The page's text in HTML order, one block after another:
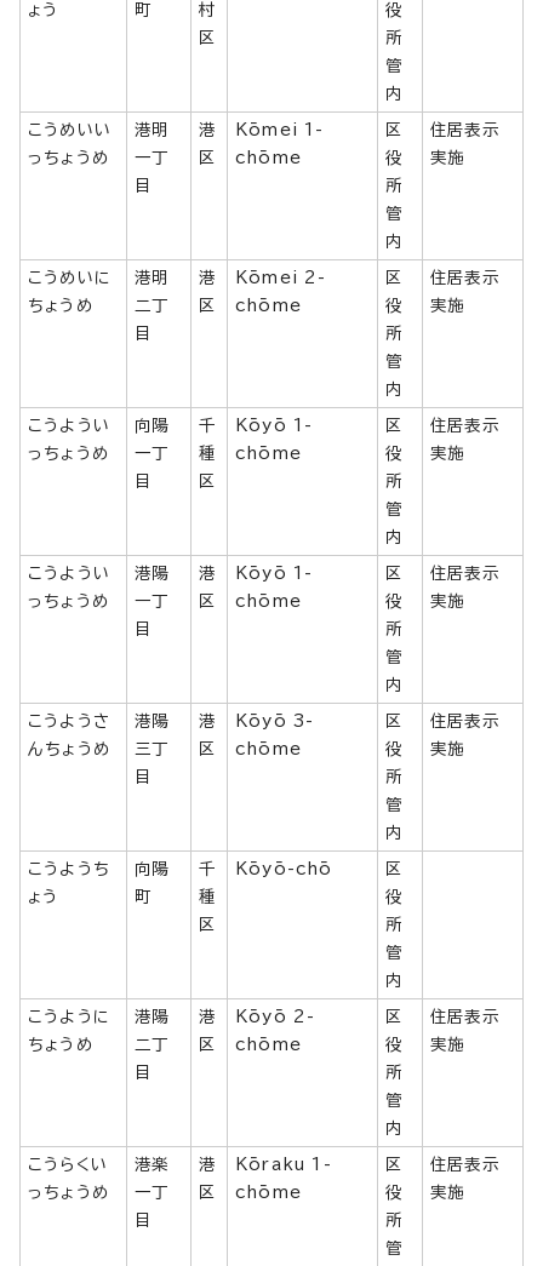
ょう
町
村
区
役
所
管
内
こうめいい
っちょうめ
港明
一丁
目
港
区
Kōmei 1-
chōme
区
役
所
管
内
住居表示
実施
こうめいに
ちょうめ
港明
二丁
目
港
区
Kōmei 2-
chōme
区
役
所
管
内
住居表示
実施
こうようい
っちょうめ
向陽
一丁
目
千
種
区
Kōyō 1-
chōme
区
役
所
管
内
住居表示
実施
こうようい
っちょうめ
港陽
一丁
目
港
区
Kōyō 1-
chōme
区
役
所
管
内
住居表示
実施
こうようさ
んちょうめ
港陽
三丁
目
港
区
Kōyō 3-
chōme
区
役
所
管
内
住居表示
実施
こうようち
ょう
向陽
町
千
種
区
Kōyō-chō
区
役
所
管
内
こうように
ちょうめ
港陽
二丁
目
港
区
Kōyō 2-
chōme
区
役
所
管
内
住居表示
実施
こうらくい
っちょうめ
港楽
一丁
目
港
区
Kōraku 1-
chōme
区
役
所
管
住居表示
実施